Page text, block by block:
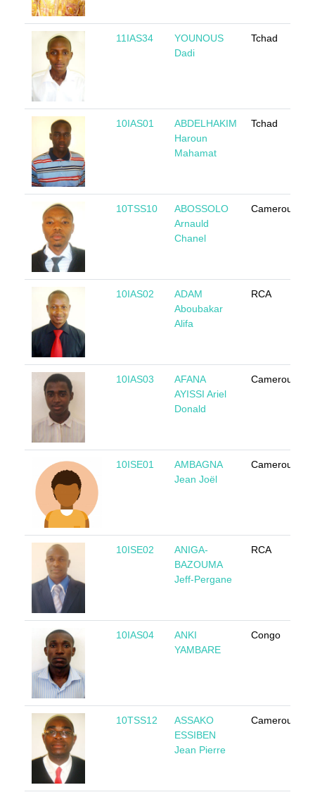
11IAS34
YOUNOUS
Dadi
Tchad
10IAS01
ABDELHAKIM
Haroun
Mahamat
Tchad
10TSS10
ABOSSOLO
Arnauld
Chanel
Cameroun
10IAS02
ADAM
Aboubakar
Alifa
RCA
10IAS03
AFANA
AYISSI Ariel
Donald
Cameroun
10ISE01
AMBAGNA
Jean Joël
Cameroun
10ISE02
ANIGA-
BAZOUMA
Jeff-Pergane
RCA
10IAS04
ANKI
YAMBARE
Congo
10TSS12
ASSAKO
ESSIBEN
Jean Pierre
Cameroun